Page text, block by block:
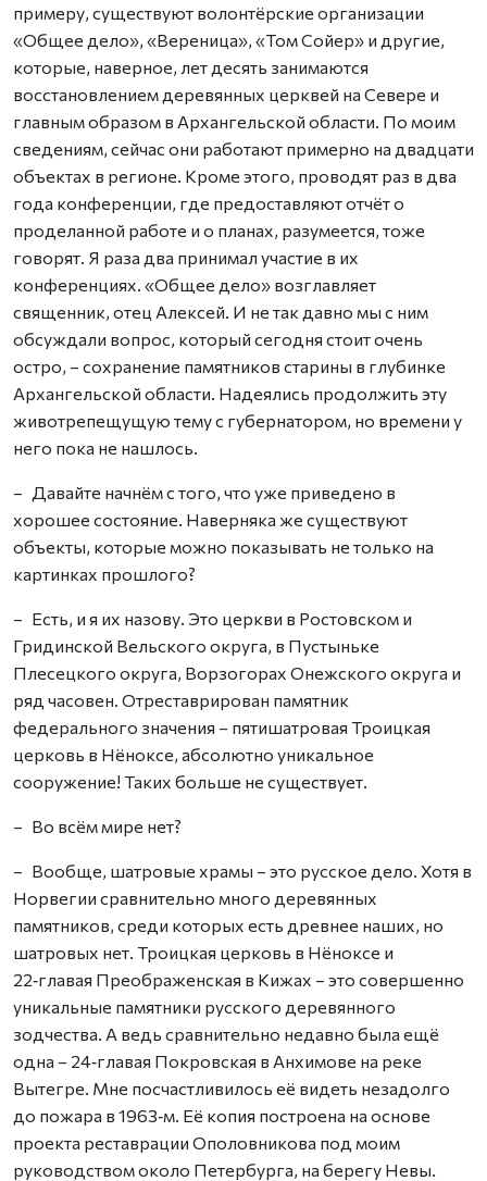
примеру, существуют волонтёрские организации
«Общее дело», «Вереница», «Том Сойер» и другие,
которые, наверное, лет десять занимаются
восстановлением деревянных церквей на Севере и
главным образом в Архангельской области. По моим
сведениям, сейчас они работают примерно на двадцати
объектах в регионе. Кроме этого, проводят раз в два
года конференции, где предоставляют отчёт о
проделанной работе и о планах, разумеется, тоже
говорят. Я раза два принимал участие в их
конференциях. «Общее дело» возглавляет
священник, отец Алексей. И не так давно мы с ним
обсуждали вопрос, который сегодня стоит очень
остро, – сохранение памятников старины в глубинке
Архангельской области. Надеялись продолжить эту
животрепещущую тему с губернатором, но времени у
него пока не нашлось.
– Давайте начнём с того, что уже приведено в
хорошее состояние. Наверняка же существуют
объекты, которые можно показывать не только на
картинках прошлого?
– Есть, и я их назову. Это церкви в Ростовском и
Гридинской Вельского округа, в Пустыньке
Плесецкого округа, Ворзогорах Онежского округа и
ряд часовен. Отреставрирован памятник
федерального значения – пятишатровая Троицкая
церковь в Нёноксе, абсолютно уникальное
сооружение! Таких больше не существует.
– Во всём мире нет?
– Вообще, шатровые храмы – это русское дело. Хотя в
Норвегии сравнительно много деревянных
памятников, среди которых есть древнее наших, но
шатровых нет. Троицкая церковь в Нёноксе и
22‑главая Преображенская в Кижах – это совершенно
уникальные памятники русского деревянного
зодчества. А ведь сравнительно недавно была ещё
одна – 24‑главая Покровская в Анхимове на реке
Вытегре. Мне посчастливилось её видеть незадолго
до пожара в 1963‑м. Её копия построена на основе
проекта реставрации Ополовникова под моим
руководством около Петербурга, на берегу Невы.